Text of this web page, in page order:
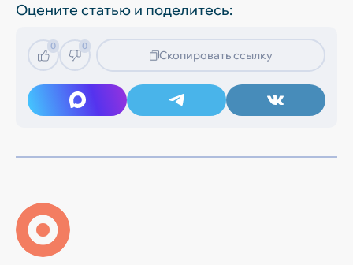
Оцените статью и поделитесь:
0 0
Скопировать ссылку